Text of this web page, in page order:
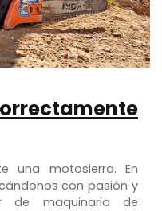
una motosierra. En
con pasión y
de maquinaria de